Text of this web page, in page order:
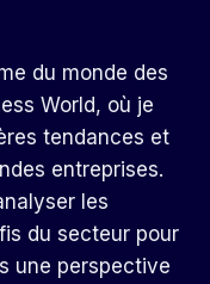
du monde des
World, où je
tendances et
entreprises.
les
du secteur pour
une perspective